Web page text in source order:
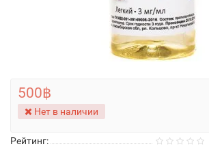
Рейтинг:
500฿
Нет в наличии